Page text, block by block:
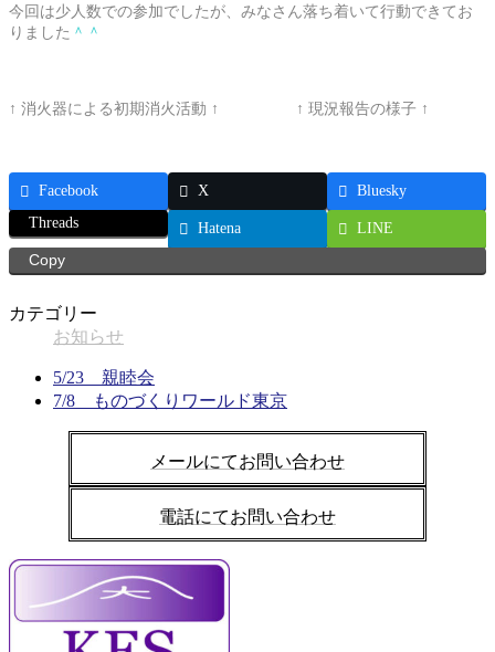
今回は少人数での参加でしたが、みなさん落ち着いて行動できてお
りました ＾＾
↑ 消火器による初期消火活動 ↑ ↑ 現況報告の様子 ↑
Facebook X
Bluesky
Threads
Hatena
LINE
Copy
カテゴリー
お知らせ
5/23 親睦会
7/8 ものづくりワールド東京
メールにてお問い合わせ
電話にてお問い合わせ